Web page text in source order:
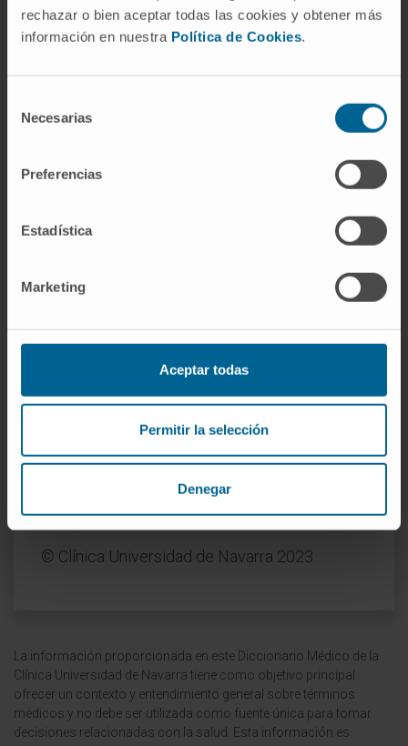
rechazar o bien aceptar todas las cookies y obtener más
información en nuestra Política de Cookies.
Necesarias
Preferencias
Estadística
Marketing
Aceptar todas
Permitir la selección
Denegar
antioxidante, especialmente en los glóbulos
dependen de esta enzima para generar
influir en la susceptibilidad a enfermedades
complicaciones metabólicas.
Tratamiento del déficit de
G6PD
El manejo del
déficit de glucosa-6-fosfato
Evitación de agentes oxidantes:Los
pacientes deben evitar medicamentos y
alimentos que puedan desencadenar
severos, puede ser necesario realizar
transfusiones de sangre o administrar ácido
fólico.
© Clínica Universidad de Navarra 2023
La información proporcionada en este Diccionario Médico de la
Clínica Universidad de Navarra tiene como objetivo principal
ofrecer un contexto y entendimiento general sobre términos
médicos y no debe ser utilizada como fuente única para tomar
decisiones relacionadas con la salud. Esta información es